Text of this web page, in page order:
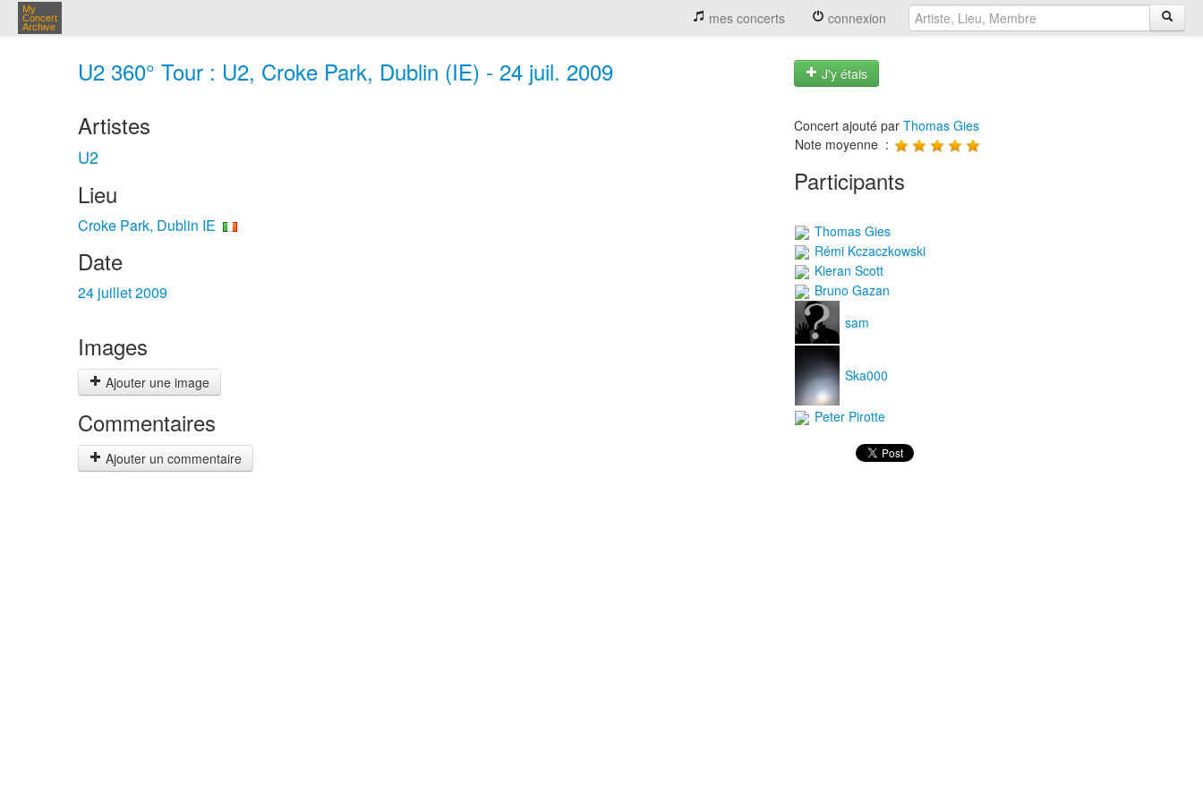
My
Concert
Archive
mes concerts connexion
U2 360° Tour : U2, Croke Park, Dublin (IE) - 24 juil. 2009 J'y étais
Artistes
U2
Lieu
Croke Park, Dublin IE
Date
24 juillet 2009
Images
Ajouter une image
Commentaires
Ajouter un commentaire
Concert ajouté par Thomas Gies
Note moyenne :
Participants
Thomas Gies
Rémi Kczaczkowski
Kieran Scott
Bruno Gazan
sam
Ska000
Peter Pirotte